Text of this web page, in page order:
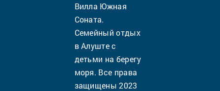
Вилла Южная
Соната.
Семейный отдых
в Алуште с
детьми на берегу
моря. Все права
защищены 2023